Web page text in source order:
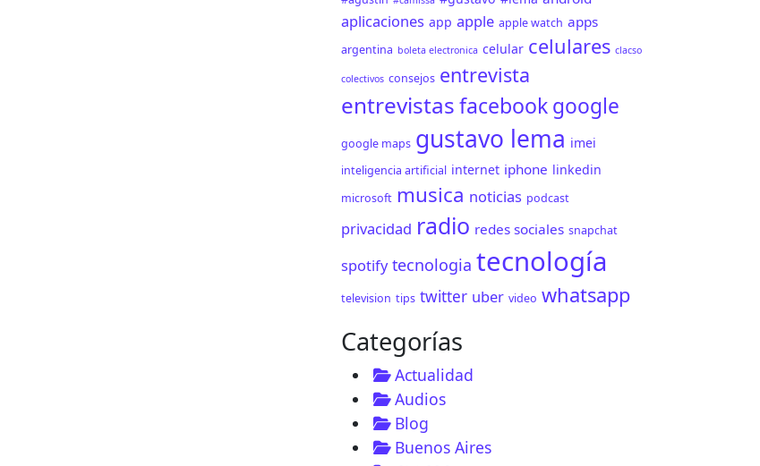
aplicaciones app apple apple watch apps
argentina boleta electronica celular celulares clacso
colectivos consejos entrevista
entrevistasfacebookgoogle
google maps gustavo lema imei
inteligencia artificial internet iphone linkedin
microsoft musica noticias podcast
privacidad radio redes sociales snapchat
spotify tecnologia tecnología
television tips twitter uber video whatsapp
Categorías
Actualidad
Audios
Blog
Buenos Aires